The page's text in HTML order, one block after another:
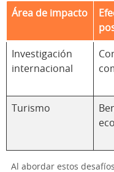
Área de impacto
Investigación
internacional
Turismo
Al abordar estos